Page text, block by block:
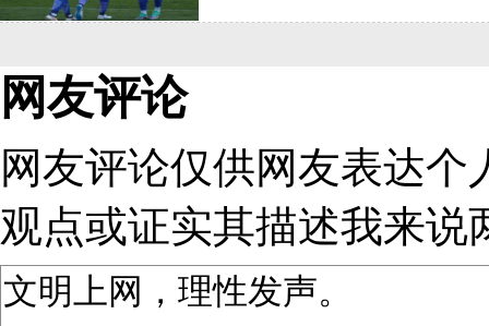
网友评论
网友评论仅供网友表达
观点或证实其描述我来说